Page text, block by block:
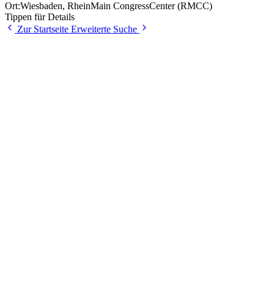
Ort:Wiesbaden, RheinMain CongressCenter (RMCC)
Tippen für Details
Zur Startseite Erweiterte Suche